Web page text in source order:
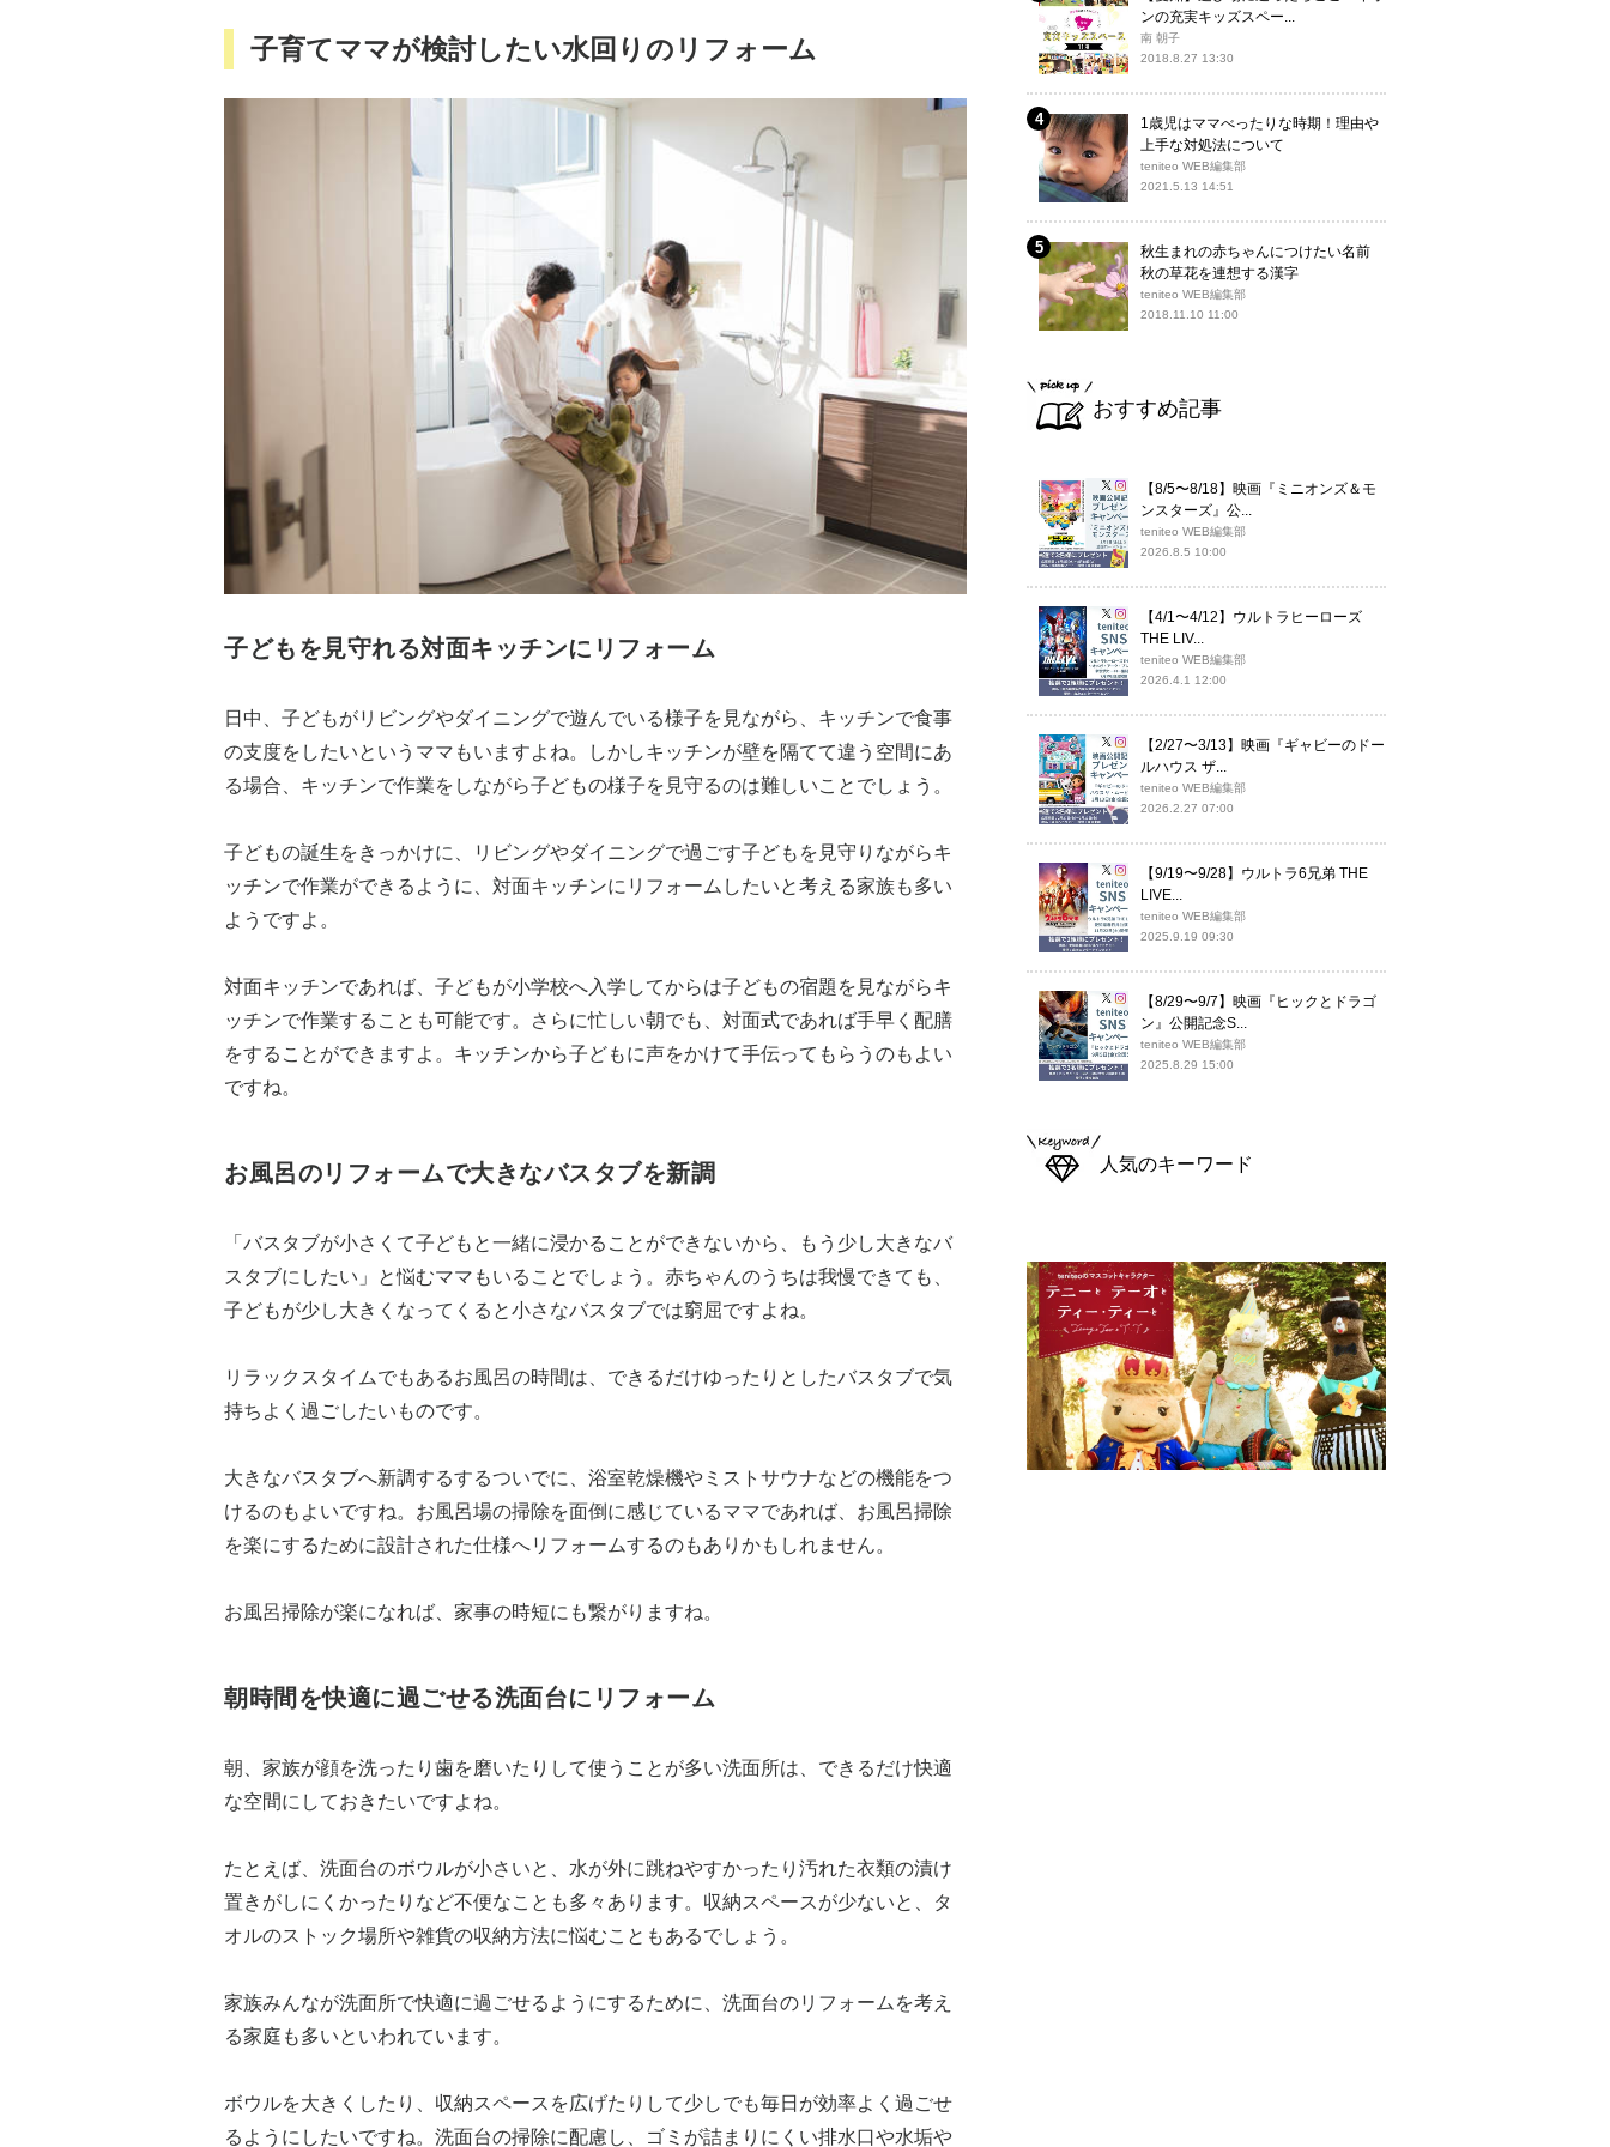
子育てママが検討したい水回りのリフォーム
子どもを見守れる対面キッチンにリフォーム
日中、子どもがリビングやダイニングで遊んでいる様子を見ながら、キッチンで食事
の支度をしたいというママもいますよね。しかしキッチンが壁を隔てて違う空間にあ
る場合、キッチンで作業をしながら子どもの様子を見守るのは難しいことでしょう。
子どもの誕生をきっかけに、リビングやダイニングで過ごす子どもを見守りながらキ
ッチンで作業ができるように、対面キッチンにリフォームしたいと考える家族も多い
ようですよ。
対面キッチンであれば、子どもが小学校へ入学してからは子どもの宿題を見ながらキ
ッチンで作業することも可能です。さらに忙しい朝でも、対面式であれば手早く配膳
をすることができますよ。キッチンから子どもに声をかけて手伝ってもらうのもよい
ですね。
お風呂のリフォームで大きなバスタブを新調
「バスタブが小さくて子どもと一緒に浸かることができないから、もう少し大きなバ
スタブにしたい」と悩むママもいることでしょう。赤ちゃんのうちは我慢できても、
子どもが少し大きくなってくると小さなバスタブでは窮屈ですよね。
リラックスタイムでもあるお風呂の時間は、できるだけゆったりとしたバスタブで気
持ちよく過ごしたいものです。
大きなバスタブへ新調するするついでに、浴室乾燥機やミストサウナなどの機能をつ
けるのもよいですね。お風呂場の掃除を面倒に感じているママであれば、お風呂掃除
を楽にするために設計された仕様へリフォームするのもありかもしれません。
お風呂掃除が楽になれば、家事の時短にも繋がりますね。
朝時間を快適に過ごせる洗面台にリフォーム
朝、家族が顔を洗ったり歯を磨いたりして使うことが多い洗面所は、できるだけ快適
な空間にしておきたいですよね。
たとえば、洗面台のボウルが小さいと、水が外に跳ねやすかったり汚れた衣類の漬け
置きがしにくかったりなど不便なことも多々あります。収納スペースが少ないと、タ
オルのストック場所や雑貨の収納方法に悩むこともあるでしょう。
家族みんなが洗面所で快適に過ごせるようにするために、洗面台のリフォームを考え
る家庭も多いといわれています。
ボウルを大きくしたり、収納スペースを広げたりして少しでも毎日が効率よく過ごせ
るようにしたいですね。洗面台の掃除に配慮し、ゴミが詰まりにくい排水口や水垢や
ンの充実キッズスペー...
南 朝子
2018.8.27 13:30
1歳児はママべったりな時期！理由や
上手な対処法について
teniteo WEB編集部
2021.5.13 14:51
秋生まれの赤ちゃんにつけたい名前
秋の草花を連想する漢字
teniteo WEB編集部
2018.11.10 11:00
おすすめ記事
【8/5〜8/18】映画『ミニオンズ＆モ
ンスターズ』公...
teniteo WEB編集部
2026.8.5 10:00
【4/1〜4/12】ウルトラヒーローズ
THE LIV...
teniteo WEB編集部
2026.4.1 12:00
【2/27〜3/13】映画『ギャビーのドー
ルハウス ザ...
teniteo WEB編集部
2026.2.27 07:00
【9/19〜9/28】ウルトラ6兄弟 THE
LIVE...
teniteo WEB編集部
2025.9.19 09:30
【8/29〜9/7】映画『ヒックとドラゴ
ン』公開記念S...
teniteo WEB編集部
2025.8.29 15:00
人気のキーワード